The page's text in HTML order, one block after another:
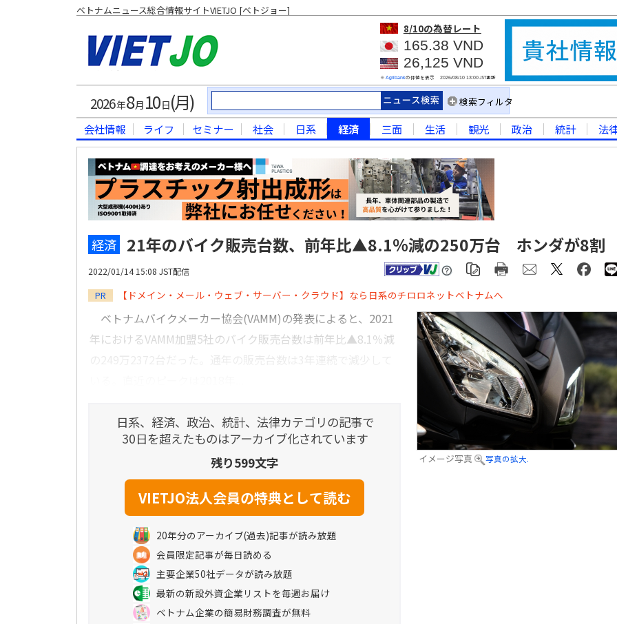
ベトナムニュース総合情報サイトVIETJO [ベトジョー]
8/10の為替レート
165.38 VND
26,125 VND
※ Agribankの仲値を表示 2026/08/10 13:00JST更新
2026年8月 10 日(月) 検索フィルタ
会社情報 ライフ セミナー 社会 日系 経済 三面 生活 観光 政治 統計 法
経済 21年のバイク販売台数、前年比▲8.1％減の250万台 ホンダが8割
2022/01/14 15:08 JST配信
PR 【ドメイン・メール・ウェブ・サーバー・クラウド】なら日系のチロロネットベトナムへ
イメージ写真 写真の拡大.
ベトナムバイクメーカー協会(VAMM)の発表によると、2021
年におけるVAMM加盟5社のバイク販売台数は前年比▲8.1％減
日系、経済、政治、統計、法律カテゴリの記事で
30日を超えたものはアーカイブ化されています
残り599文字
20年分のアーカイブ(過去)記事が読み放題
会員限定記事が毎日読める
主要企業50社データが読み放題
最新の新設外資企業リストを毎週お届け
ベトナム企業の簡易財務調査が無料